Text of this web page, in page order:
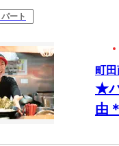
ート
町
★
由